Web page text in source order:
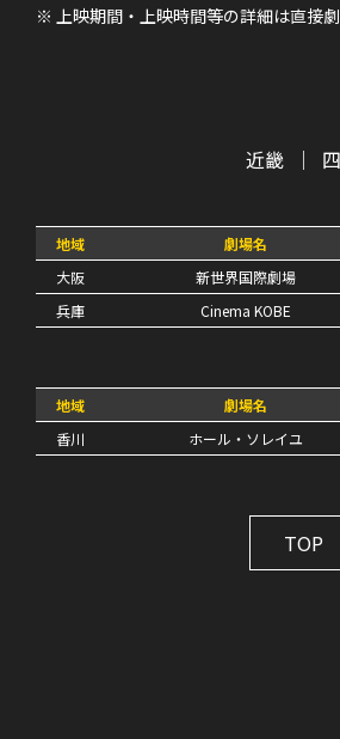
※ 上映期間・上映時間等の詳細は直接
近畿 ｜
地域 劇場名
大阪
新世界国際劇場
兵庫
Cinema KOBE
地域 劇場名
香川
ホール・ソレイユ
TOP